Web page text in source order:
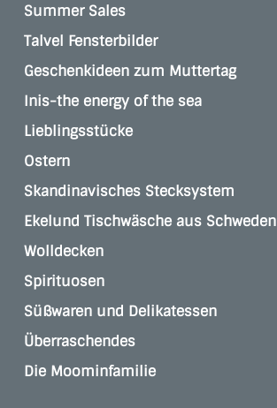
Summer Sales
Talvel Fensterbilder
Geschenkideen zum Muttertag
Inis-the energy of the sea
Lieblingsstücke
Ostern
Skandinavisches Stecksystem
Ekelund Tischwäsche aus Schweden
Wolldecken
Spirituosen
Süßwaren und Delikatessen
Überraschendes
Die Moominfamilie